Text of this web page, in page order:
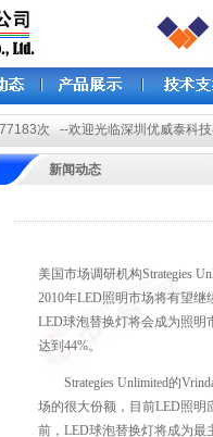
次 --欢迎光临深圳优威泰科
新闻动态
美国市场调研机构Strategies
2010年LED照明市场将有望
LED球泡替换灯将会成为照明
达到44%。
Strategies Unlimited的
场的很大份额，目前LED照明
前，LED球泡替换灯将成为最